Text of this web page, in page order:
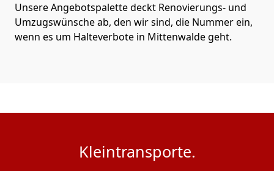
Unsere Angebotspalette deckt Renovierungs- und
Umzugswünsche ab, den wir sind, die Nummer ein,
wenn es um Halteverbote in Mittenwalde geht.
Kleintransporte.